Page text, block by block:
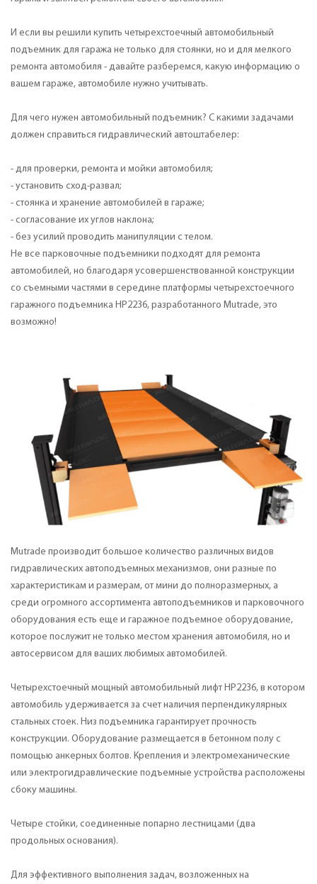
И если вы решили купить четырехстоечный автомобильный
подъемник для гаража не только для стоянки, но и для мелкого
ремонта автомобиля - давайте разберемся, какую информацию о
вашем гараже, автомобиле нужно учитывать.
Для чего нужен автомобильный подъемник? С какими задачами
должен справиться гидравлический автоштабелер:
- для проверки, ремонта и мойки автомобиля;
- установить сход-развал;
- стоянка и хранение автомобилей в гараже;
- согласование их углов наклона;
- без усилий проводить манипуляции с телом.
Не все парковочные подъемники подходят для ремонта
автомобилей, но благодаря усовершенствованной конструкции
со съемными частями в середине платформы четырехстоечного
гаражного подъемника HP2236, разработанного Mutrade, это
возможно!
Mutrade производит большое количество различных видов
гидравлических автоподъемных механизмов, они разные по
характеристикам и размерам, от мини до полноразмерных, а
среди огромного ассортимента автоподъемников и парковочного
оборудования есть еще и гаражное подъемное оборудование,
которое послужит не только местом хранения автомобиля, но и
автосервисом для ваших любимых автомобилей.
Четырехстоечный мощный автомобильный лифт HP2236, в котором
автомобиль удерживается за счет наличия перпендикулярных
стальных стоек. Низ подъемника гарантирует прочность
конструкции. Оборудование размещается в бетонном полу с
помощью анкерных болтов. Крепления и электромеханические
или электрогидравлические подъемные устройства расположены
сбоку машины.
Четыре стойки, соединенные попарно лестницами (два
продольных основания).
Для эффективного выполнения задач, возложенных на